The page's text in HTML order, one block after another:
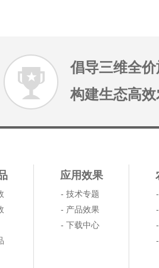
倡导三维全
构建生态高
应用效果
- 技术专题
- 产品效果
- 下载中心